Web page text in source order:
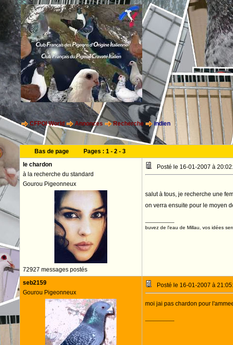
CFPOI World Annonces Recherche indien
Bas de page Pages : 1- 2- 3
le chardon
à la recherche du standard
Gourou Pigeonneux
72927 messages postés
Posté le 16-01-2007 à
salut à tous, je recherche une
on verra ensuite pour le moyen
--------------------
buvez de l'eau de Millau, vos idées
seb2159
Gourou Pigeonneux
Posté le 16-01-2007 à
moi jai pas chardon pour
--------------------